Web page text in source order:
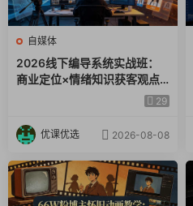
自媒体
2026线下编导系统实战班：
商业定位×情绪知识获客观点
人设五类脚本×AI文案×口播拍
29
优课优选 2026-08-08